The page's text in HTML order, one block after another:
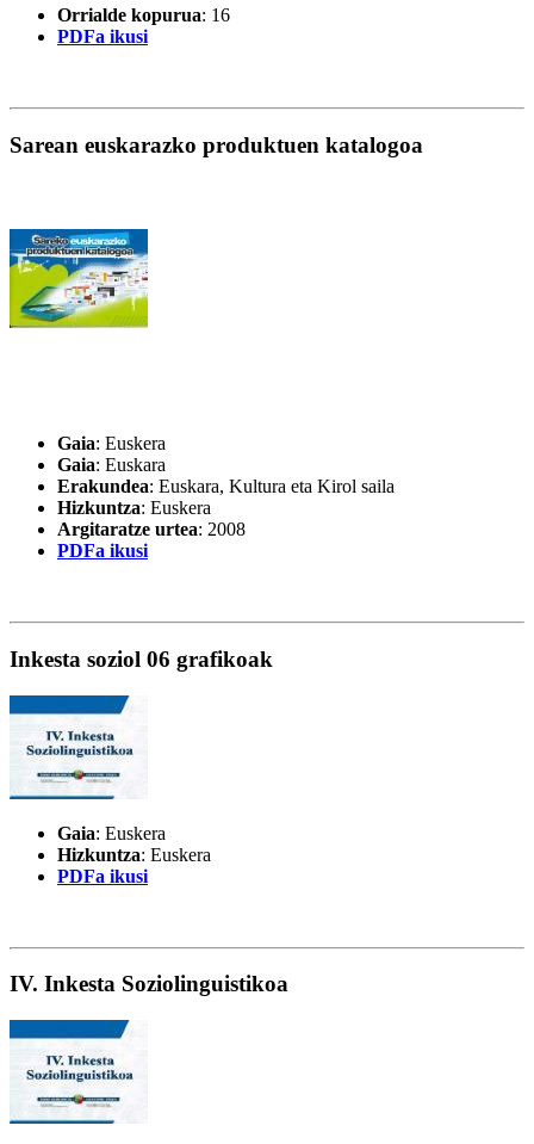
Orrialde kopurua: 16
PDFa ikusi
Sarean euskarazko produktuen katalogoa
Gaia: Euskera
Gaia: Euskara
Erakundea: Euskara, Kultura eta Kirol saila
Hizkuntza: Euskera
Argitaratze urtea: 2008
PDFa ikusi
Inkesta soziol 06 grafikoak
Gaia: Euskera
Hizkuntza: Euskera
PDFa ikusi
IV. Inkesta Soziolinguistikoa